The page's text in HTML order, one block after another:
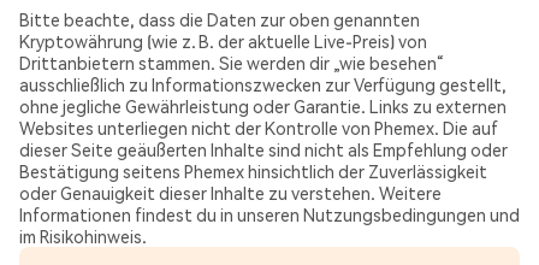
Bitte beachte, dass die Daten zur oben genannten
Kryptowährung (wie z. B. der aktuelle Live-Preis) von
Drittanbietern stammen. Sie werden dir „wie besehen“
ausschließlich zu Informationszwecken zur Verfügung gestellt,
ohne jegliche Gewährleistung oder Garantie. Links zu externen
Websites unterliegen nicht der Kontrolle von Phemex. Die auf
dieser Seite geäußerten Inhalte sind nicht als Empfehlung oder
Bestätigung seitens Phemex hinsichtlich der Zuverlässigkeit
oder Genauigkeit dieser Inhalte zu verstehen. Weitere
Informationen findest du in unseren Nutzungsbedingungen und
im Risikohinweis.